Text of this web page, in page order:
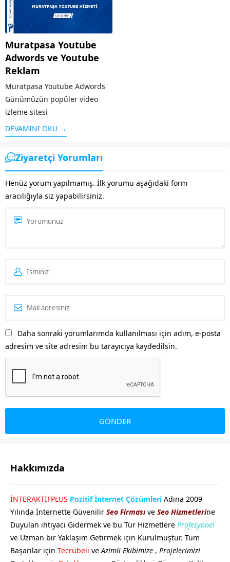
konuya kullanıcılar tarafından
çabuk ulaşması için Gerede
SEO desteği almanız oldukça
önemlidir. Bu...
Muratpasa Youtube
Adwords ve Youtube
Reklam
Muratpasa Youtube Adwords
Günümüzün popüler video
izleme sitesi
olan Youtube ,geniş bir kitleye
hitap etmektedir. Benzerlerine
kıyasla sunduğu kolay
arayüz,videoların çabuk
özellikleri ile öne çıkan
Youtube’un ziyaretçi sayısı
fazla olunca bu alanda da...
DEVAMINI OKU →
Ziyaretçi Yorumları
Henüz yorum yapılmamış. İlk yorumu aşağıdaki form
aracılığıyla siz yapabilirsiniz.
Daha sonraki yorumlarımda kullanılması için adım, e-posta
adresim ve site adresim bu tarayıcıya kaydedilsin.
Hakkımızda
İNTERAKTİFPLUS Pozitif İnternet Çözümleri Adına 2009
Yılında İnternette Güvenilir Seo Firması ve Seo Hizmetlerine
Duyulan ihtiyacı Gidermek ve bu Tür Hizmetlere Profesyonel
ve Uzman bir Yaklaşım Getirmek için Kurulmuştur. Tüm
Başarılar için Tecrübeli veAzimli Ekibimize , Projelerimizi
GÖKHAN GÖKMEN